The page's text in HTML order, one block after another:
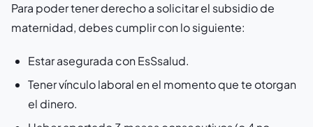
Para poder tener derecho a solicitar el subsidio de
maternidad, debes cumplir con lo siguiente:
Estar asegurada con EsSsalud.
Tener vínculo laboral en el momento que te otorgan
el dinero.